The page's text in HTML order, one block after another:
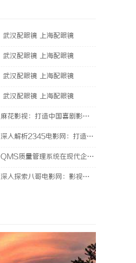
武汉配眼镜 上海配眼镜
武汉配眼镜 上海配眼镜
武汉配眼镜 上海配眼镜
武汉配眼镜 上海配眼镜
麻花影视：打造中国喜剧影视新高地的创新典范
深入解析2345电影网：打造优质影视资源的平台优势与功能详解
QMS质量管理系统在现代企业中的重要性与应用实践
深入探索八哥电影网：影视资源的宝库与用户体验的革新